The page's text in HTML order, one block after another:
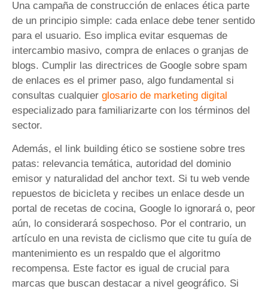
Una campaña de construcción de enlaces ética parte
de un principio simple: cada enlace debe tener sentido
para el usuario. Eso implica evitar esquemas de
intercambio masivo, compra de enlaces o granjas de
blogs. Cumplir las directrices de Google sobre spam
de enlaces es el primer paso, algo fundamental si
consultas cualquier glosario de marketing digital
especializado para familiarizarte con los términos del
sector.
Además, el link building ético se sostiene sobre tres
patas: relevancia temática, autoridad del dominio
emisor y naturalidad del anchor text. Si tu web vende
repuestos de bicicleta y recibes un enlace desde un
portal de recetas de cocina, Google lo ignorará o, peor
aún, lo considerará sospechoso. Por el contrario, un
artículo en una revista de ciclismo que cite tu guía de
mantenimiento es un respaldo que el algoritmo
recompensa. Este factor es igual de crucial para
marcas que buscan destacar a nivel geográfico. Si